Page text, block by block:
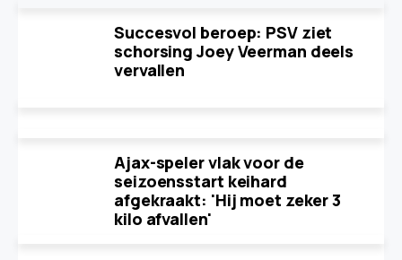
Succesvol beroep: PSV ziet
schorsing Joey Veerman deels
vervallen
Ajax-speler vlak voor de
seizoensstart keihard
afgekraakt: 'Hij moet zeker 3
kilo afvallen'